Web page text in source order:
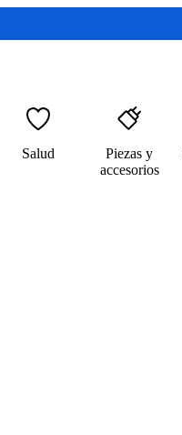
Salud
Piezas y
accesorios